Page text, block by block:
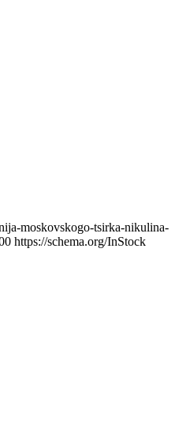
moskovskogo-tsirka-nikulina-
https://schema.org/InStock